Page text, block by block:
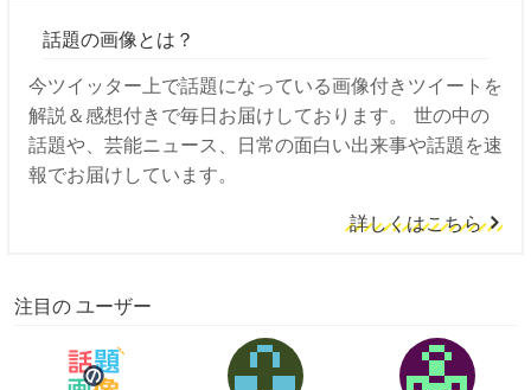
話題の画像とは？
今ツイッター上で話題になっている画像付きツイートを
解説＆感想付きで毎日お届けしております。 世の中の
話題や、芸能ニュース、日常の面白い出来事や話題を速
報でお届けしています。
詳しくはこちら
注目の ユーザー